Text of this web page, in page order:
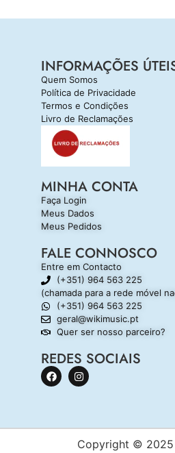
INFORMAÇÕES
Quem Somos
Política de Privacidade
Termos e Condições
Livro de Reclamações
MINHA CONTA
Faça Login
Meus Dados
Meus Pedidos
FALE CONNOSCO
Entre em Contacto
(+351) 964 563 225
(chamada para a rede móvel
(+351) 964 563 225
geral@wikimusic.pt
Quer ser nosso parceiro?
REDES SOCIAIS
Copyright © 2025